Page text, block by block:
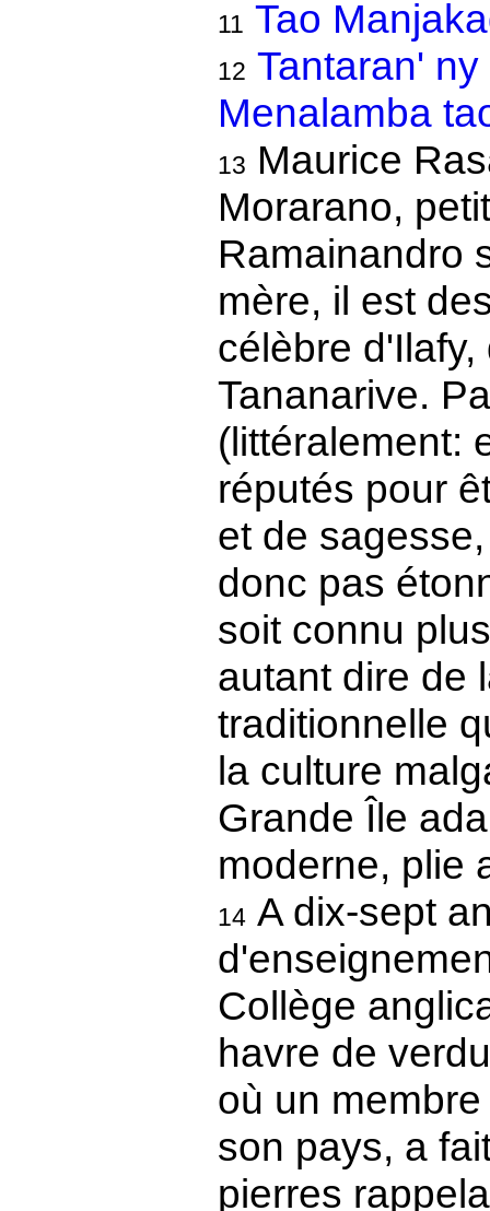
11 Tao
12 Tantaran'
Menalamba
13 Maurice
Morarano,
Ramainandro
mère, il est
célèbre
Tananarive.
(littéralement:
réputés pour
et de
donc pas
soit connu
autant dire de
traditionnelle
la culture
Grande Île
moderne, plie
14A dix-sept
Collège
havre de
où un
son pays, a
pierres